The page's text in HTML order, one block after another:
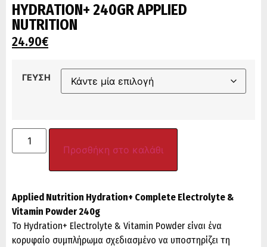
HYDRATION+ 240GR APPLIED
NUTRITION
24.90€
ΓΕΥΣΗ
Προσθήκη στο καλάθι
Applied Nutrition Hydration+ Complete Electrolyte &
Vitamin Powder 240g
Το Hydration+ Electrolyte & Vitamin Powder είναι ένα
κορυφαίο συμπλήρωμα σχεδιασμένο να υποστηρίζει τη